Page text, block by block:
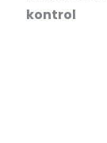
kontrol